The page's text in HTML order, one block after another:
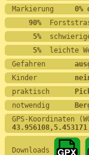
Markierung 0%
    90%
     5%
     5%
leichte
Gefahren
Kinder
praktisch
notwendig
GPS-Koordinaten
43.956108,5.453171
Downloads